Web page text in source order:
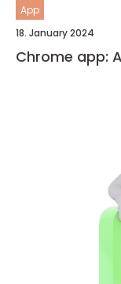
App
18. January 2024
Chrome app: